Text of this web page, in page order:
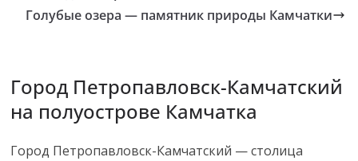
Голубые озера — памятник природы Камчатки
Город Петропавловск-Камчатский
на полуострове Камчатка
Город Петропавловск-Камчатский — столица